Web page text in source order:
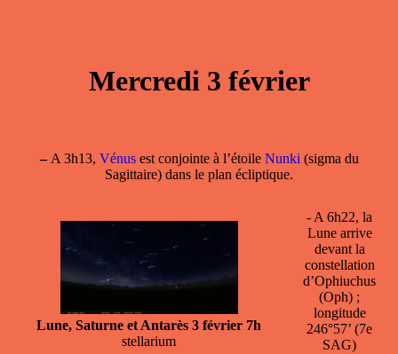
Mercredi 3 février
–A 3h13, Vénusest conjointe à l’étoile Nunki (sigma du
Sagittaire) dans le plan écliptique.
Lune, Saturne et Antarès 3 février 7h
stellarium
- A 6h22, la
Lune arrive
devant la
constellation
d’Ophiuchus
(Oph) ;
longitude
246°57’ (7e
SAG)